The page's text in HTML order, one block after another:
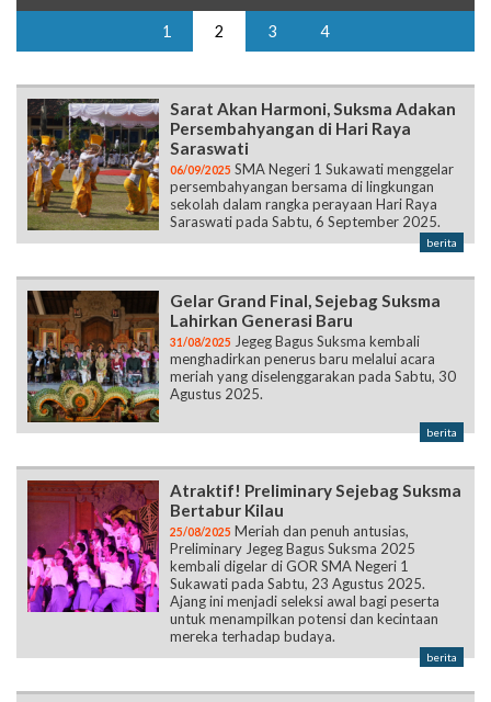
1 2 3 4
Sarat Akan Harmoni, Suksma Adakan
Persembahyangan di Hari Raya
Saraswati
06/09/2025 SMA Negeri 1 Sukawati menggelar
persembahyangan bersama di lingkungan
sekolah dalam rangka perayaan Hari Raya
Saraswati pada Sabtu, 6 September 2025.
berita
Gelar Grand Final, Sejebag Suksma
Lahirkan Generasi Baru
31/08/2025 Jegeg Bagus Suksma kembali
menghadirkan penerus baru melalui acara
meriah yang diselenggarakan pada Sabtu, 30
Agustus 2025.
berita
Atraktif! Preliminary Sejebag Suksma
Bertabur Kilau
25/08/2025 Meriah dan penuh antusias,
Preliminary Jegeg Bagus Suksma 2025
kembali digelar di GOR SMA Negeri 1
Sukawati pada Sabtu, 23 Agustus 2025.
Ajang ini menjadi seleksi awal bagi peserta
untuk menampilkan potensi dan kecintaan
mereka terhadap budaya.
berita